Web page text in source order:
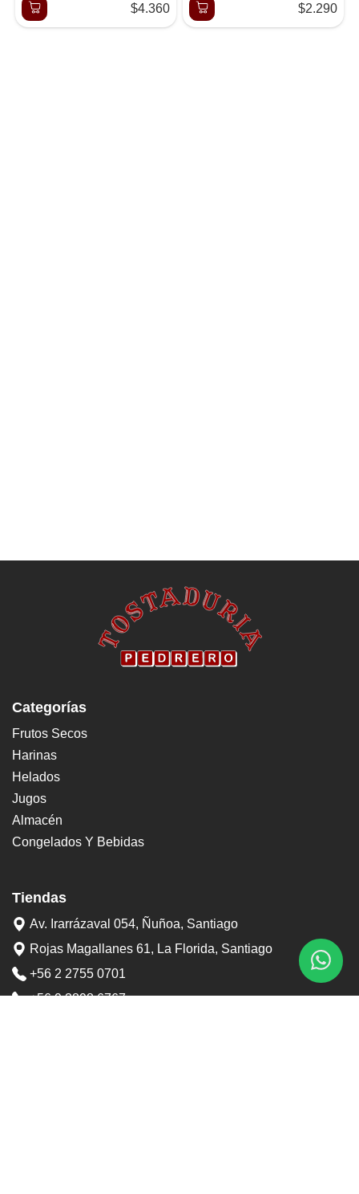
$4.360 $2.290
Categorías
Frutos Secos
Harinas
Helados
Jugos
Almacén
Congelados Y Bebidas
Tiendas
Av. Irarrázaval 054, Ñuñoa, Santiago
Rojas Magallanes 61, La Florida, Santiago
+56 2 2755 0701
+56 9 3898 6767